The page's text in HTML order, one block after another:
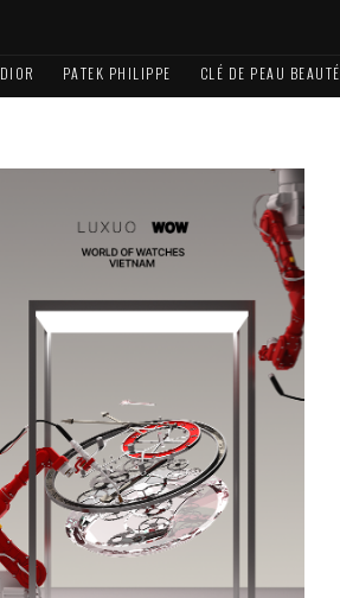
DIOR PATEK PHILIPPE CLÉ DE PEAU BEAUTÉ